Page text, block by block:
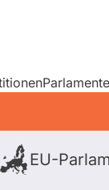
Parlamente
EU-